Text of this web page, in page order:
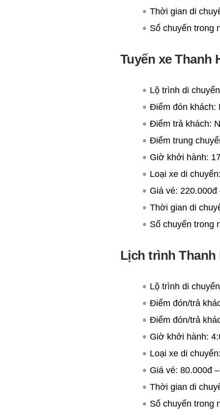
Thời gian di
Số chuyến trong
Tuyến xe Thanh
Lộ trình di
Điểm đón khách:
Điểm trả khách:
Điểm trung
Giờ khởi hành:
Loại xe di
Giá vé:
Thời gian di
Số chuyến trong
Lịch trình Thanh
Lộ trình di
Điểm đón/trả
Điểm đón/trả
Giờ khởi hành:
Loại xe di
Giá vé: 80.000đ
Thời gian di
Số chuyến trong